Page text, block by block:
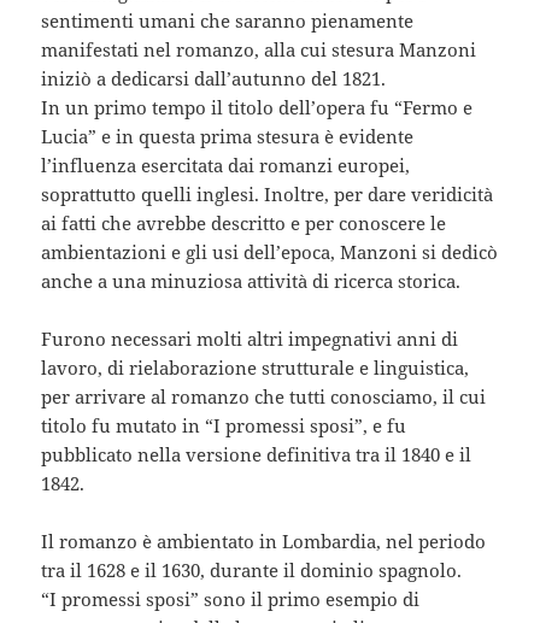
sentimenti umani che saranno pienamente
manifestati nel romanzo, alla cui stesura Manzoni
iniziò a dedicarsi dall’autunno del 1821.
In un primo tempo il titolo dell’opera fu “Fermo e
Lucia” e in questa prima stesura è evidente
l’influenza esercitata dai romanzi europei,
soprattutto quelli inglesi. Inoltre, per dare veridicità
ai fatti che avrebbe descritto e per conoscere le
ambientazioni e gli usi dell’epoca, Manzoni si dedicò
anche a una minuziosa attività di ricerca storica.
Furono necessari molti altri impegnativi anni di
lavoro, di rielaborazione strutturale e linguistica,
per arrivare al romanzo che tutti conosciamo, il cui
titolo fu mutato in “I promessi sposi”, e fu
pubblicato nella versione definitiva tra il 1840 e il
1842.
Il romanzo è ambientato in Lombardia, nel periodo
tra il 1628 e il 1630, durante il dominio spagnolo.
“I promessi sposi” sono il primo esempio di